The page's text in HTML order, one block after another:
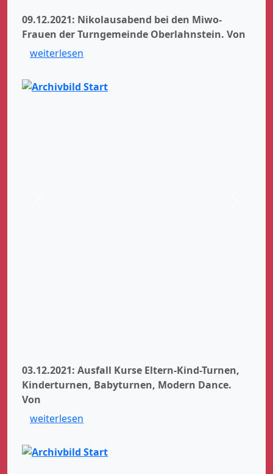
09.12.2021: Nikolausabend bei den Miwo-
Frauen der Turngemeinde Oberlahnstein. Von
weiterlesen
03.12.2021: Ausfall Kurse Eltern-Kind-Turnen,
Kinderturnen, Babyturnen, Modern Dance.
Von
weiterlesen